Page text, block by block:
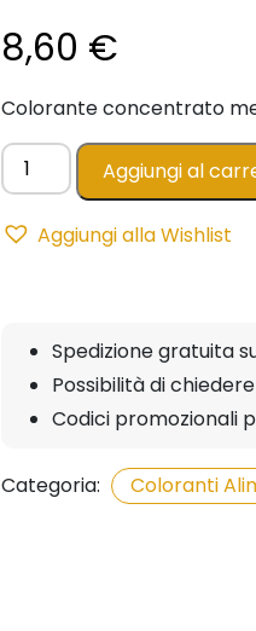
8,60 €
Colorante concentrato
Air
Pump
-
quantità
Aggiungi al
Aggiungi alla Wishlist
Spedizione gratuita
Possibilità di
Codici promozionali
Categoria: Coloranti